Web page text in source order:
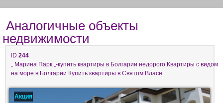
Аналогичные объекты
недвижимости
ID 244
„ Марина Парк „-купить квартиры в Болгарии недорого.Квартиры с видом
на море в Болгарии.Купить квартиры в Святом Власе.
Акция